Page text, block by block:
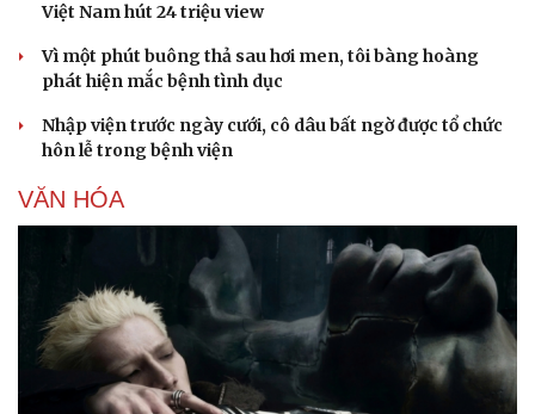
Sức khỏe
Cây thuốc
Sản phụ khoa
Làm đẹp - giảm cân
Phòng mạch online
Ăn sạch sống khỏe
Tình yêu - Gia đình
Việt Nam hút 24 triệu view
Vì một phút buông thả sau hơi men, tôi bàng hoàng
phát hiện mắc bệnh tình dục
Nhập viện trước ngày cưới, cô dâu bất ngờ được tổ chức
hôn lễ trong bệnh viện
VĂN HÓA